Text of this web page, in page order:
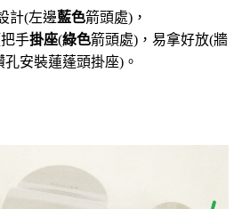
計(左邊藍色箭頭處)，
手掛座(綠色箭頭處)，易拿好放(牆
孔安裝蓮蓬頭掛座)。